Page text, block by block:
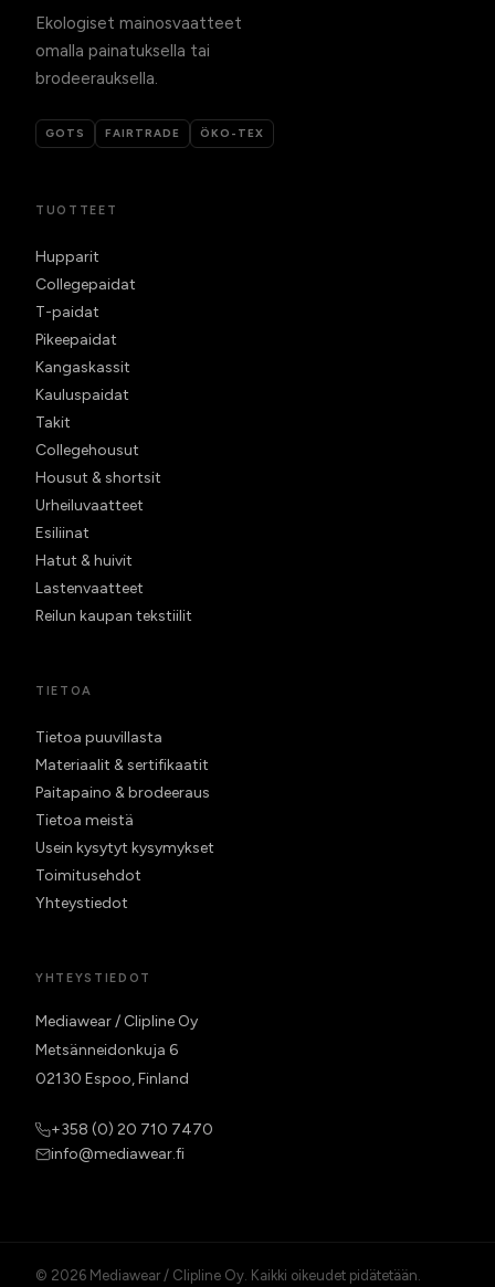
Ekologiset mainosvaatteet
omalla painatuksella tai
brodeerauksella.
GOTS FAIRTRADE ÖKO-TEX
TUOTTEET
Hupparit
Collegepaidat
T-paidat
Pikeepaidat
Kangaskassit
Kauluspaidat
Takit
Collegehousut
Housut & shortsit
Urheiluvaatteet
Esiliinat
Hatut & huivit
Lastenvaatteet
Reilun kaupan tekstiilit
TIETOA
Tietoa puuvillasta
Materiaalit & sertifikaatit
Paitapaino & brodeeraus
Tietoa meistä
Usein kysytyt kysymykset
Toimitusehdot
Yhteystiedot
YHTEYSTIEDOT
Mediawear / Clipline Oy
Metsänneidonkuja 6
02130 Espoo, Finland
+358 (0) 20 710 7470
info@mediawear.fi
© 2026 Mediawear / Clipline Oy. Kaikki oikeudet pidätetään.